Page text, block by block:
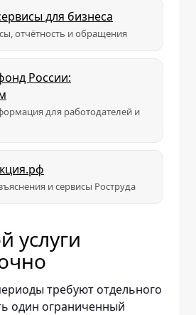
для бизнеса
отчётность и обращения
России:
для работодателей и
и сервисы Роструда
услуги
требуют отдельного
один ограниченный